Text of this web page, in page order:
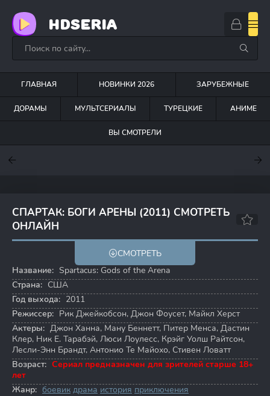
HDSERIA
ГЛАВНАЯ НОВИНКИ 2026 ЗАРУБЕЖНЫЕ
ДОРАМЫ МУЛЬТСЕРИАЛЫ ТУРЕЦКИЕ АНИМЕ
ВЫ СМОТРЕЛИ
СПАРТАК: БОГИ АРЕНЫ (2011) СМОТРЕТЬ
ОНЛАЙН
СМОТРЕТЬ
Название: Spartacus: Gods of the Arena
Страна: США
Год выхода: 2011
Режиссер: Рик Джейкобсон, Джон Фоусет, Майкл Херст
Актеры: Джон Ханна, Ману Беннетт, Питер Менса, Дастин
Клер, Ник Е. Тарабэй, Люси Лоулесс, Крэйг Уолш Райтсон,
Лесли-Энн Брандт, Антонио Те Майохо, Стивен Ловатт
Возраст: Сериал предназначен для зрителей старше 18+
лет
Жанр: боевик драма история приключения